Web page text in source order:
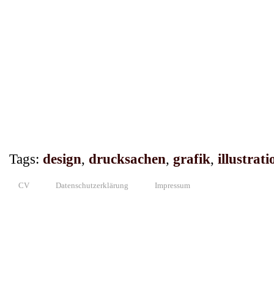
Tags: design, drucksachen, grafik,
CV Datenschutzerklärung Impressum